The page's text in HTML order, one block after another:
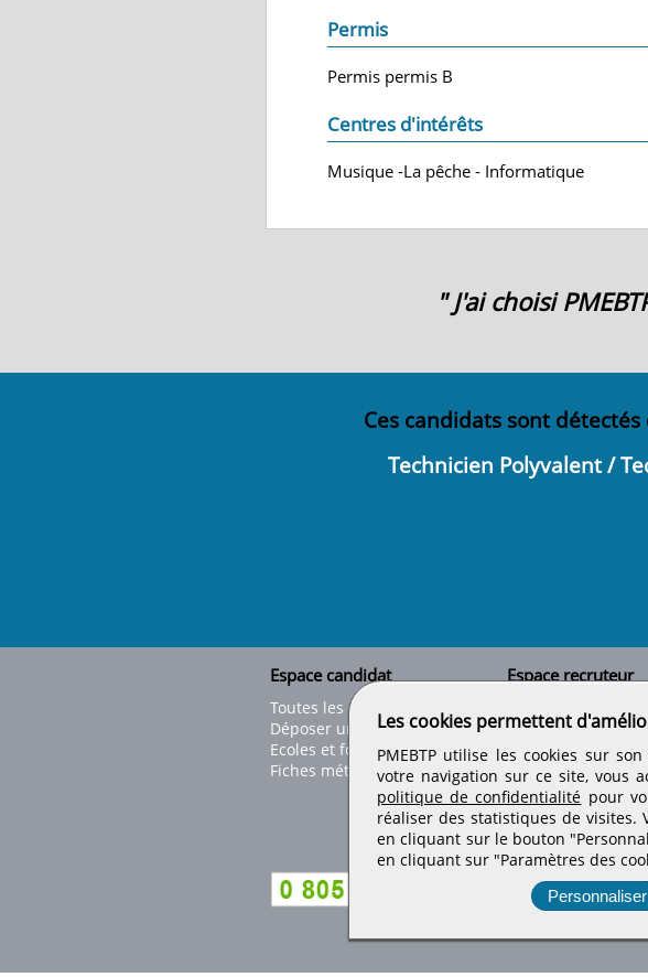
Permis
Permis permis B
Centres d'intérêts
Musique -La pêche - Informatique
" J'ai choisi
Ces candidats sont
Technicien Polyvalent /
Espace candidat
Toutes les offres
Déposer un CV
Ecoles et formations
Fiches métiers
Espace recruteur
Tous les candidats
Déposer une
Déposer une offre
Nos tarifs
Les cookies permettent
PMEBTP utilise les cookies sur
votre navigation sur ce site, vous
politique de confidentialité pour
réaliser des statistiques de visites.
en cliquant sur le bouton
en cliquant sur "Paramètres des
Personnaliser